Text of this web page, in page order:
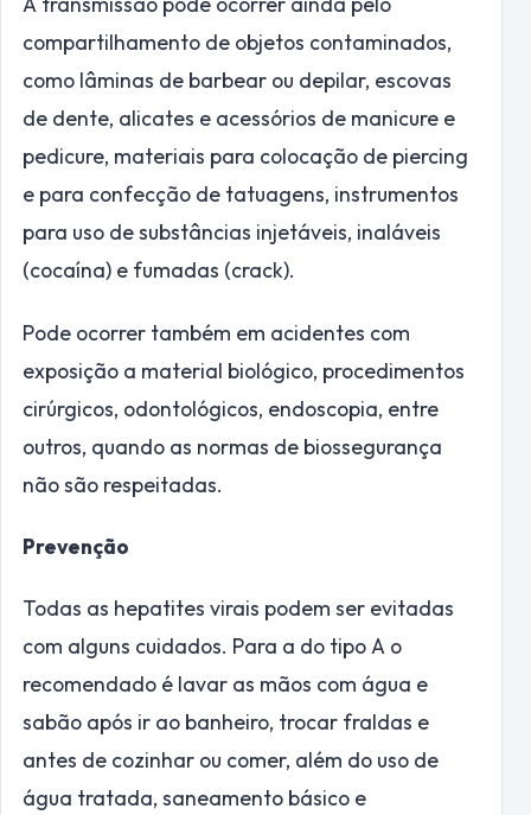
compartilhamento de objetos contaminados,
como lâminas de barbear ou depilar, escovas
de dente, alicates e acessórios de manicure e
pedicure, materiais para colocação de piercing
e para confecção de tatuagens, instrumentos
para uso de substâncias injetáveis, inaláveis
(cocaína) e fumadas (crack).
Pode ocorrer também em acidentes com
exposição a material biológico, procedimentos
cirúrgicos, odontológicos, endoscopia, entre
outros, quando as normas de biossegurança
não são respeitadas.
Prevenção
Todas as hepatites virais podem ser evitadas
com alguns cuidados. Para a do tipo A o
recomendado é lavar as mãos com água e
sabão após ir ao banheiro, trocar fraldas e
antes de cozinhar ou comer, além do uso de
água tratada, saneamento básico e